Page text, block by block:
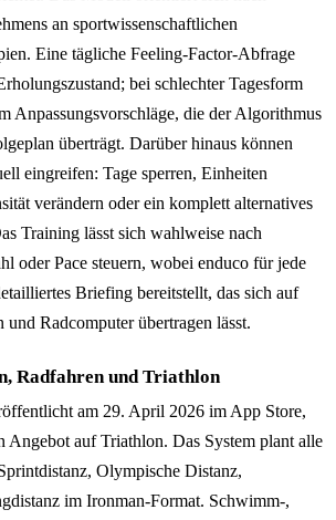
an sportwissenschaftlichen
Eine tägliche Feeling-Factor-Abfrage
bei schlechter Tagesform
Anpassungsvorschläge, die der Algorithmus
überträgt. Darüber hinaus können
eingreifen: Tage sperren, Einheiten
verändern oder ein komplett alternatives
Training lässt sich wahlweise nach
oder Pace steuern, wobei enduco für jede
Briefing bereitstellt, das sich auf
Radcomputer übertragen lässt.
Radfahren und Triathlon
am 29. April 2026 im App Store,
Angebot auf Triathlon. Das System plant alle
Olympische Distanz,
im Ironman-Format. Schwimm-,